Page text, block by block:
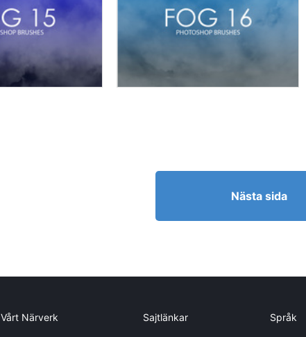
Nästa sida
Vårt Närverk Sajtlänkar Språk